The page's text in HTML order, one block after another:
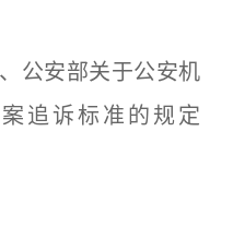
安部关于公安机
追诉标准的规定